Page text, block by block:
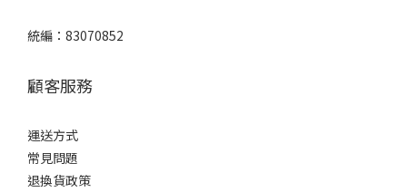
統編：83070852
顧客服務
運送方式
常見問題
退換貨政策